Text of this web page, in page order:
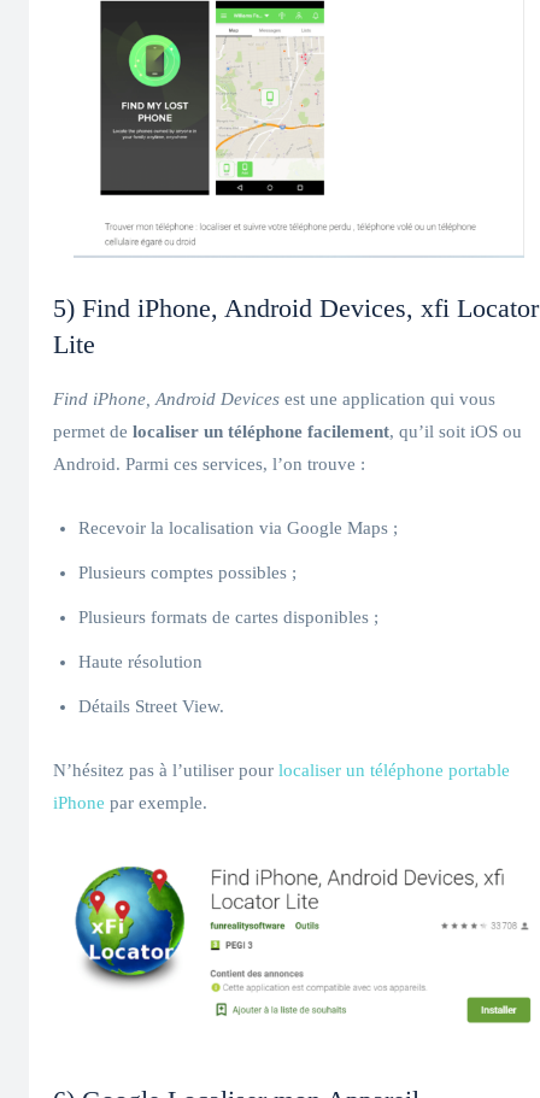
5) Find iPhone, Android Devices, xfi Locator
Lite
Find iPhone, Android Devices est une application qui vous
permet de localiser un téléphone facilement, qu’il soit iOS ou
Android. Parmi ces services, l’on trouve :
Recevoir la localisation via Google Maps ;
Plusieurs comptes possibles ;
Plusieurs formats de cartes disponibles ;
Haute résolution
Détails Street View.
N’hésitez pas à l’utiliser pour localiser un téléphone portable
iPhone par exemple.